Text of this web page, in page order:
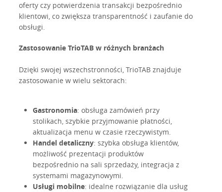
oferty czy potwierdzenia transakcji bezpośrednio
klientowi, co zwiększa transparentność i zaufanie do
obsługi.
Zastosowanie TrioTAB w różnych branżach
Dzięki swojej wszechstronności, TrioTAB znajduje
zastosowanie w wielu sektorach:
Gastronomia: obsługa zamówień przy
stolikach, szybkie przyjmowanie płatności,
aktualizacja menu w czasie rzeczywistym.
Handel detaliczny: szybka obsługa klientów,
możliwość prezentacji produktów
bezpośrednio na sali sprzedaży, integracja z
systemami magazynowymi.
Usługi mobilne: idealne rozwiązanie dla usług